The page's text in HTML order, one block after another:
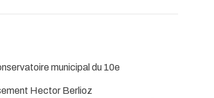
municipal du 10e
Hector Berlioz